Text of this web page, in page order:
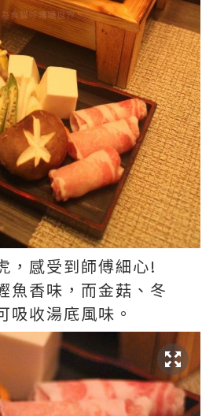
，感受到師傅細心!
魚香味，而金菇、冬
吸收湯底風味。